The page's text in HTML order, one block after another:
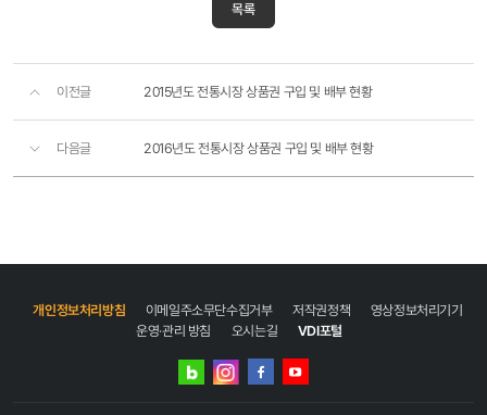
목록
이전글 2015년도 전통시장 상품권 구입 및 배부 현황
다음글 2016년도 전통시장 상품권 구입 및 배부 현황
개인정보처리방침 이메일주소무단수집거부 저작권정책
영상정보처리기기
운영·관리 방침
오시는길 VDI포털
네이버
인스타그램